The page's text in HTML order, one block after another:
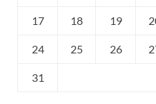
17 18 19
24 25 26
31